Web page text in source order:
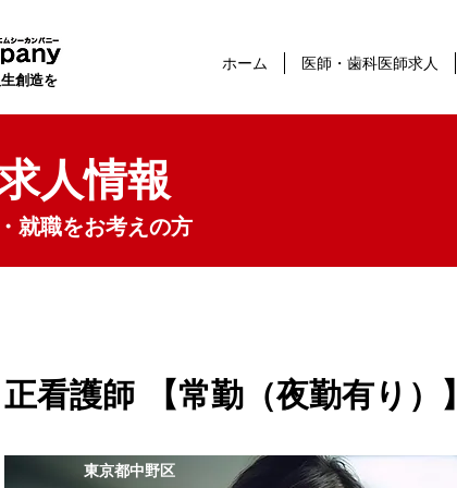
創造を
ホーム 医師・歯科医師求人
人情報
就職をお考えの方
正看護師 【常勤（夜勤有り）】
東京都中野区